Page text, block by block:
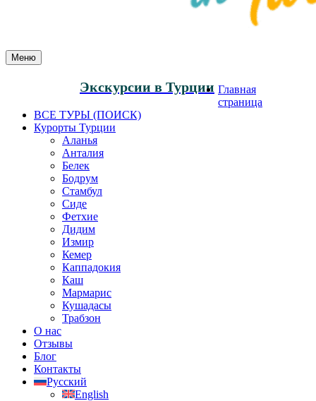
Меню
Экскурсии в Турции Главная
страница
ВСЕ ТУРЫ (ПОИСК)
Курорты Турции
Аланья
Анталия
Белек
Бодрум
Стамбул
Сиде
Фетхие
Дидим
Измир
Кемер
Каппадокия
Каш
Мармарис
Кушадасы
Трабзон
О нас
Отзывы
Блог
Контакты
Русский
English